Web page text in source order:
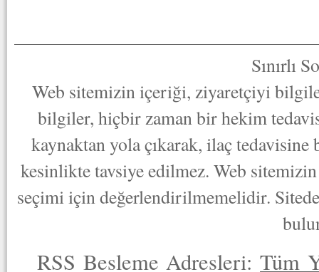
Sınırlı
Web sitemizin içeriği, ziyaretçiyi
bilgiler, hiçbir zaman bir hekim
kaynaktan yola çıkarak, ilaç
kesinlikte tavsiye edilmez. Web
seçimi için değerlendirilmemelidir.
RSS Besleme Adresleri:Tüm